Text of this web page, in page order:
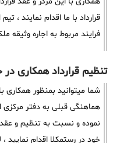
قرارداد با ما اقدام نمایند ،
فرایند مربوط به اجاره وثیقه
تنظیم قرارداد همکاری در
شما میتوانید بمنظور همکاری
هماهنگی قبلی به دفتر مرکزی
نموده و نسبت به تنظیم و عقد
خود در رستمکلا اقدام نمایید